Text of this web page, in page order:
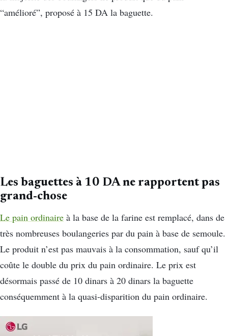
“amélioré”, proposé à 15 DA la baguette.
Les baguettes à 10 DA ne rapportent pas
grand-chose
Le pain ordinaire à la base de la farine est remplacé, dans de
très nombreuses boulangeries par du pain à base de semoule.
Le produit n’est pas mauvais à la consommation, sauf qu’il
coûte le double du prix du pain ordinaire. Le prix est
désormais passé de 10 dinars à 20 dinars la baguette
conséquemment à la quasi-disparition du pain ordinaire.